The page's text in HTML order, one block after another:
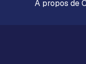
À propos de